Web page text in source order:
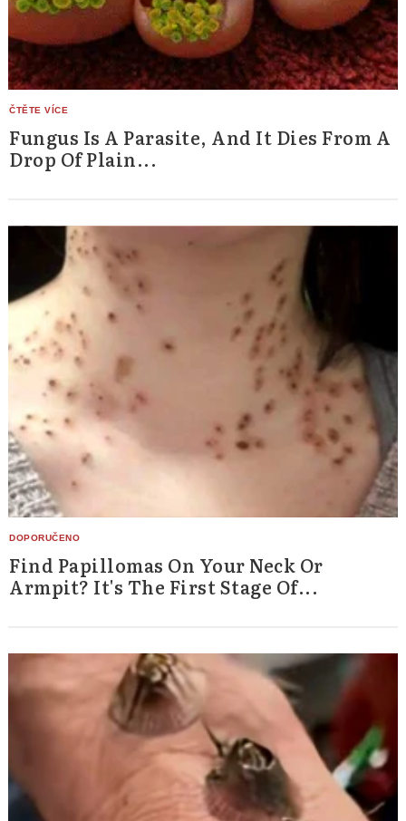
Fungus Is A Parasite, And It Dies From A
Drop Of Plain...
Find Papillomas On Your Neck Or
Armpit? It's The First Stage Of...